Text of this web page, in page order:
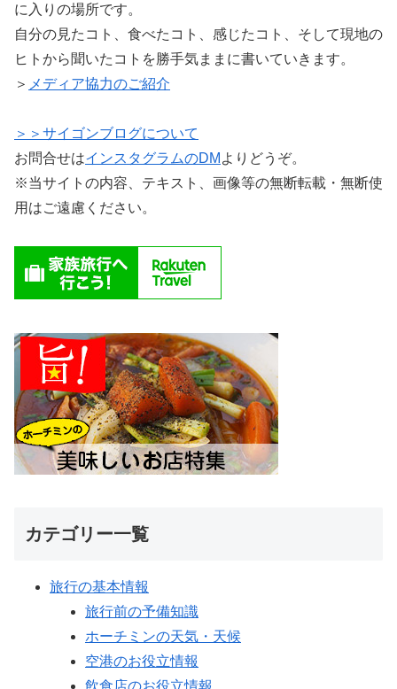
に入りの場所です。
自分の見たコト、食べたコト、感じたコト、そして現地の
ヒトから聞いたコトを勝手気ままに書いていきます。
＞ メディア協力のご紹介
＞＞サイゴンブログについて
お問合せはインスタグラムのDM よりどうぞ。
※当サイトの内容、テキスト、画像等の無断転載・無断使
用はご遠慮ください。
カテゴリー一覧
旅行の基本情報
旅行前の予備知識
ホーチミンの天気・天候
空港のお役立情報